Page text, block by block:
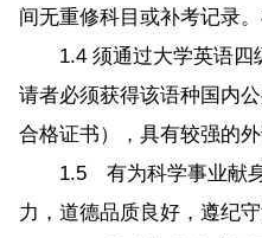
间无重修科目或补考记录
1.4 须通过大学英语四
请者必须获得该语种国内
合格证书），具有较强的
1.5 有为科学事业献身
力，道德品质良好，遵纪守